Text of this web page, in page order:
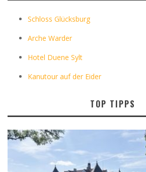
Schloss Glücksburg
Arche Warder
Hotel Duene Sylt
Kanutour auf der Eider
TOP TIPPS